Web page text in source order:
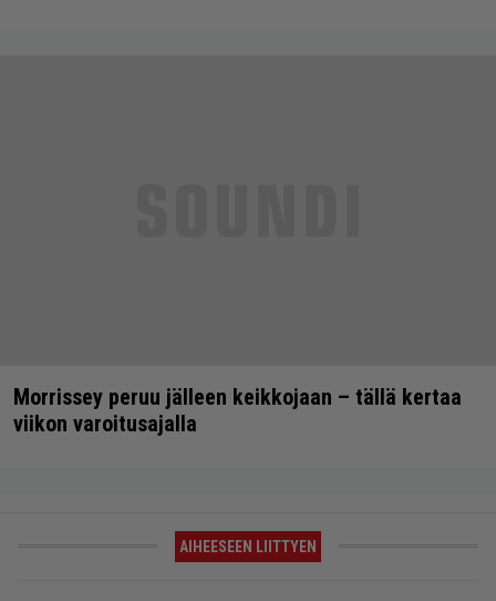
Morrissey peruu jälleen keikkojaan – tällä kertaa
viikon varoitusajalla
AIHEESEEN LIITTYEN